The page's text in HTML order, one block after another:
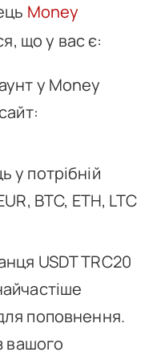
Money
що у вас є:
у Money
у потрібній
BTC, ETH, LTC
USDT TRC20
поповнення.
вашого